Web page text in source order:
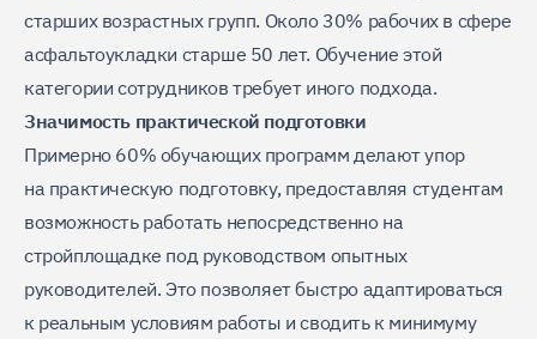
старших возрастных групп. Около 30% рабочих в сфере
асфальтоукладки старше 50 лет. Обучение этой
категории сотрудников требует иного подхода.
Значимость практической подготовки
Примерно 60% обучающих программ делают упор
на практическую подготовку, предоставляя студентам
возможность работать непосредственно на
стройплощадке под руководством опытных
руководителей. Это позволяет быстро адаптироваться
к реальным условиям работы и сводить к минимуму